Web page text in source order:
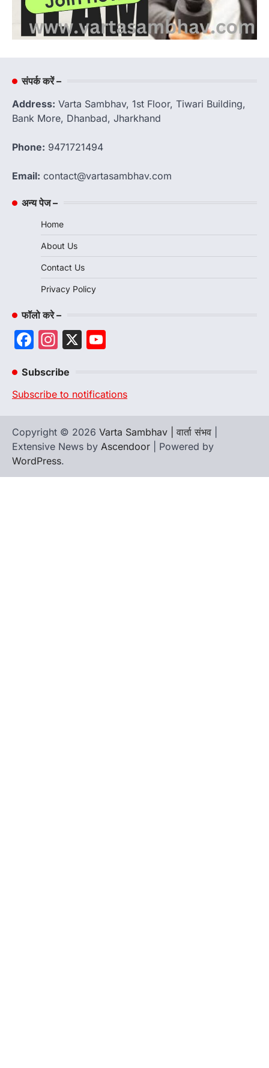
संपर्क करें –
Address: Varta Sambhav, 1st Floor, Tiwari Building,
Bank More, Dhanbad, Jharkhand
Phone: 9471721494
Email: contact@vartasambhav.com
अन्य पेज –
Home
About Us
Contact Us
Privacy Policy
फॉलो करे –
Facebook
Instagram
X
Subscribe
Subscribe to notifications
Copyright © 2026 Varta Sambhav | वार्ता संभव
Extensive News by Ascendoor | Powered by
WordPress.